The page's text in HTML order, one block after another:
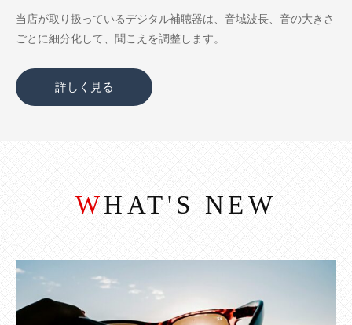
当店が取り扱っているデジタル補聴器は、音域波長、音の大きさ
ごとに細分化して、聞こえを調整します。
詳しく見る
WHAT'S NEW